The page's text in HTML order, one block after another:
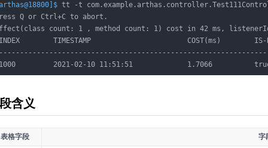
tt -t
Q or Ctrl+C to abort.
count: 1 , method count: 1) cost in 42 ms,
TIMESTAMP                       COST(ms)
2021-02-10 11:51:51             1.7066
含义
表格字段 字